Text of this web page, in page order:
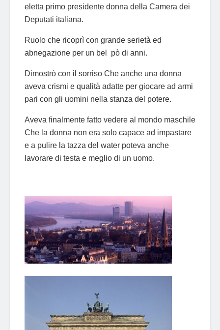
eletta primo presidente donna della Camera dei
Deputati italiana.
Ruolo che ricoprì con grande serietà ed
abnegazione per un bel pò di anni.
Dimostrò con il sorriso Che anche una donna
aveva crismi e qualità adatte per giocare ad armi
pari con gli uomini nella stanza del potere.
Aveva finalmente fatto vedere al mondo maschile
Che la donna non era solo capace ad impastare
e a pulire la tazza del water poteva anche
lavorare di testa e meglio di un uomo.